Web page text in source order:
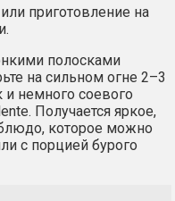
приготовление на
полосками
на сильном огне 2–3
немного соевого
Получается яркое,
которое можно
с порцией бурого